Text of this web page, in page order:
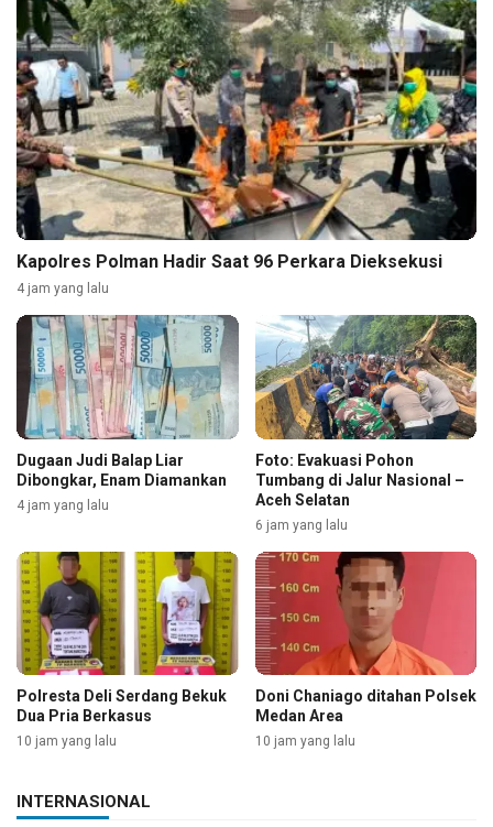
Kapolres Polman Hadir Saat 96 Perkara Dieksekusi
4 jam yang lalu
Dugaan Judi Balap Liar
Dibongkar, Enam Diamankan
4 jam yang lalu
Foto: Evakuasi Pohon
Tumbang di Jalur Nasional –
Aceh Selatan
6 jam yang lalu
Polresta Deli Serdang Bekuk
Dua Pria Berkasus
10 jam yang lalu
Doni Chaniago ditahan Polsek
Medan Area
10 jam yang lalu
INTERNASIONAL